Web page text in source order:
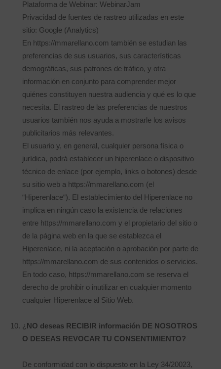
Plataforma de Webinar: WebinarJam
Privacidad de fuentes de rastreo utilizadas en este
sitio: Google (Analytics)
En https://mmarellano.com también se estudian las
preferencias de sus usuarios, sus características
demográficas, sus patrones de tráfico, y otra
información en conjunto para comprender mejor
quiénes constituyen nuestra audiencia y qué es lo que
necesita. El rastreo de las preferencias de nuestros
usuarios también nos ayuda a mostrarle los avisos
publicitarios más relevantes.
El usuario y, en general, cualquier persona física o
jurídica, podrá establecer un hiperenlace o dispositivo
técnico de enlace (por ejemplo, links o botones) desde
su sitio web a https://mmarellano.com (el
“Hiperenlace“). El establecimiento del Hiperenlace no
implica en ningún caso la existencia de relaciones
entre https://mmarellano.com y el propietario del sitio o
de la página web en la que se establezca el
Hiperenlace, ni la aceptación o aprobación por parte de
https://mmarellano.com de sus contenidos o servicios.
En todo caso, https://mmarellano.com se reserva el
derecho de prohibir o inutilizar en cualquier momento
cualquier Hiperenlace al Sitio Web.
¿ NO deseas RECIBIR información DE NOSOTROS
O DESEAS REVOCAR TU CONSENTIMIENTO?
De conformidad con lo dispuesto en la Ley 34/20023,